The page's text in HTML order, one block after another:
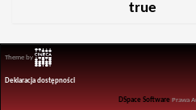
true
Theme by
Deklaracja dostępności
DSpace Software Prawa